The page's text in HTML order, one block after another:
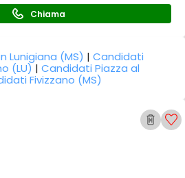
Chiama
Lunigiana (MS) |Candidati
(LU) |Candidati Piazza al
Fivizzano (MS)